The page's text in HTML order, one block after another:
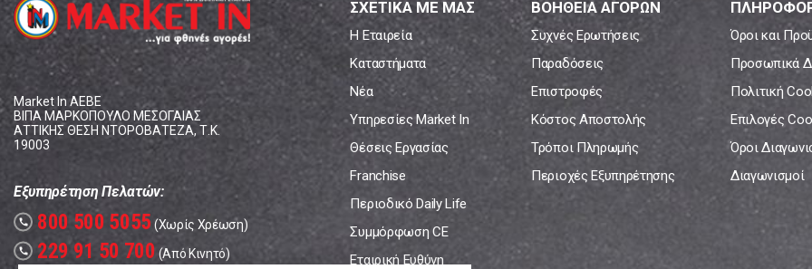
Market In ΑΕΒΕ
ΒΙΠΑ ΜΑΡΚΟΠΟΥΛΟ ΜΕΣΟΓΑΙΑΣ
ΑΤΤΙΚΗΣ ΘΕΣΗ ΝΤΟΡΟΒΑΤΕΖΑ, Τ.Κ.
19003
Εξυπηρέτηση Πελατών:
call 800 500 5055 (Χωρίς Χρέωση)
call 229 91 50 700 (Από Κινητό)
ΣΧΕΤΙΚΑ ΜΕ ΜΑΣ
Η Εταιρεία
Καταστήματα
Νέα
Υπηρεσίες Market In
Θέσεις Εργασίας
Franchise
Περιοδικό Daily Life
Συμμόρφωση CE
Εταιρική Ευθύνη
ΒΟΗΘΕΙΑ ΑΓΟΡΩΝ
Συχνές Ερωτήσεις
Παραδόσεις
Επιστροφές
Κόστος Αποστολής
Τρόποι Πληρωμής
Περιοχές Εξυπηρέτησης
Όροι και
Προσωπικά
Πολιτική
Επιλογές
Όροι
Διαγωνισμοί